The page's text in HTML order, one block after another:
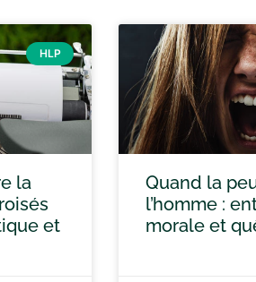
HLP
la
et
Quand la
l’homme :
morale et